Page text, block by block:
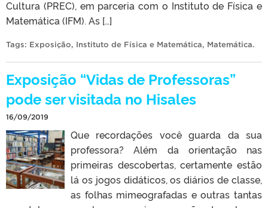
Cultura (PREC), em parceria com o Instituto de Física e
Matemática (IFM). As […]
Tags: Exposição, Instituto de Física e Matemática, Matemática.
Exposição “Vidas de Professoras”
pode ser visitada no Hisales
16/09/2019
Que recordações você guarda da sua
professora? Além da orientação nas
primeiras descobertas, certamente estão
lá os jogos didáticos, os diários de classe,
as folhas mimeografadas e outras tantas